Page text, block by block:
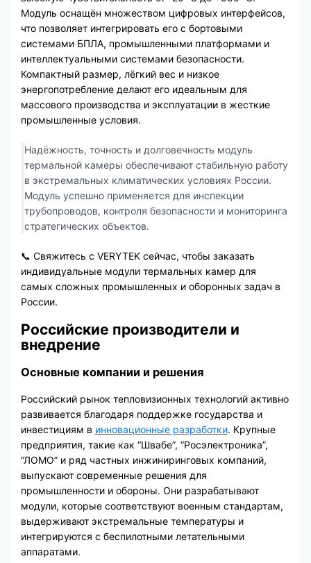
Модуль оснащён множеством цифровых интерфейсов,
что позволяет интегрировать его с бортовыми
системами БПЛА, промышленными платформами и
интеллектуальными системами безопасности.
Компактный размер, лёгкий вес и низкое
энергопотребление делают его идеальным для
массового производства и эксплуатации в жесткие
промышленные условия.
Надёжность, точность и долговечность модуль
термальной камеры обеспечивают стабильную работу
в экстремальных климатических условиях России.
Модуль успешно применяется для инспекции
трубопроводов, контроля безопасности и мониторинга
стратегических объектов.
📞 Свяжитесь с VERYTEK сейчас, чтобы заказать
индивидуальные модули термальных камер для
самых сложных промышленных и оборонных задач в
России.
Российские производители и
внедрение
Основные компании и решения
Российский рынок тепловизионных технологий активно
развивается благодаря поддержке государства и
инвестициям в инновационные разработки. Крупные
предприятия, такие как “Швабе”, “Росэлектроника”,
“ЛОМО” и ряд частных инжиниринговых компаний,
выпускают современные решения для
промышленности и обороны. Они разрабатывают
модули, которые соответствуют военным стандартам,
выдерживают экстремальные температуры и
интегрируются с беспилотными летательными
аппаратами.